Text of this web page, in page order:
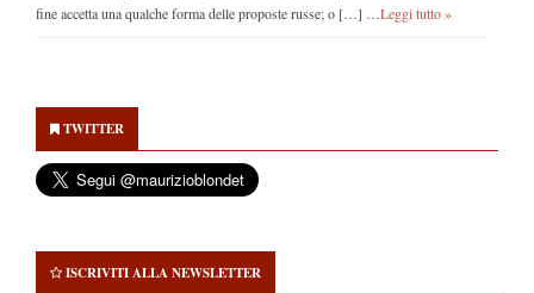
fine accetta una qualche forma delle proposte russe; o […] … Leggi tutto »
Sidebar
TWITTER
ISCRIVITI ALLA NEWSLETTER